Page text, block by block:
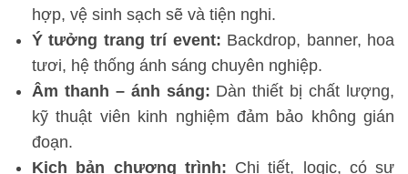
hợp, vệ sinh sạch sẽ và tiện nghi.
Ý tưởng trang trí event: Backdrop, banner, hoa
tươi, hệ thống ánh sáng chuyên nghiệp.
Âm thanh – ánh sáng: Dàn thiết bị chất lượng,
kỹ thuật viên kinh nghiệm đảm bảo không gián
đoạn.
Kịch bản chương trình: Chi tiết, logic, có sự